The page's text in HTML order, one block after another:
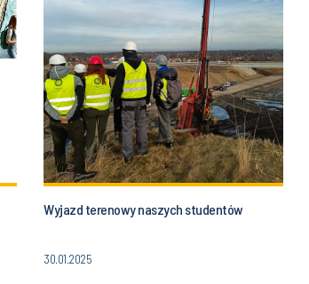
Wyjazd terenowy naszych studentów
30.01.2025